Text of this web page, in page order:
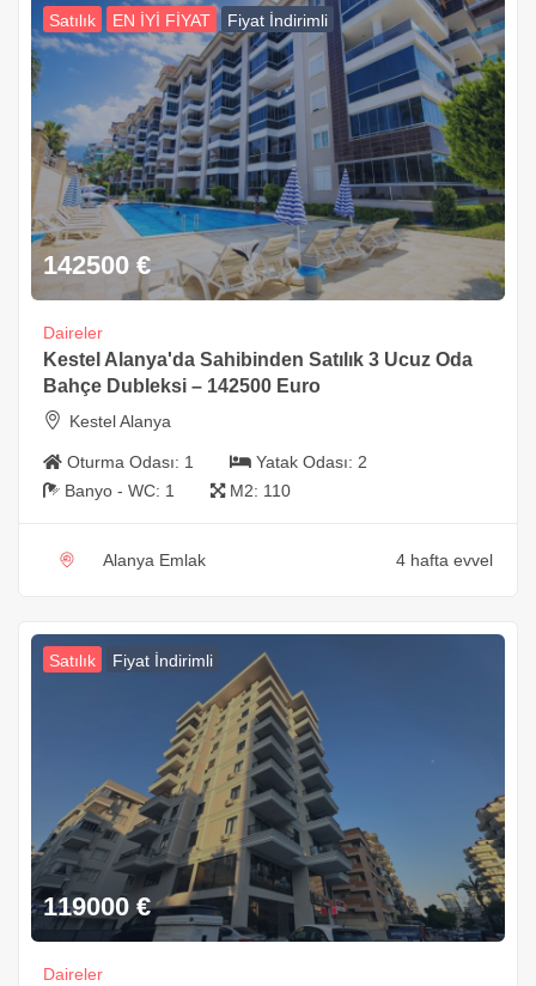
Satılık EN İYİ FİYAT Fiyat İndirimli
142500 €
Daireler
Kestel Alanya'da Sahibinden Satılık 3 Ucuz Oda
Bahçe Dubleksi – 142500 Euro
Kestel Alanya
Oturma Odası: 1 Yatak Odası: 2
Banyo - WC: 1 M2: 110
Alanya Emlak 4 hafta evvel
Satılık Fiyat İndirimli
119000 €
Daireler